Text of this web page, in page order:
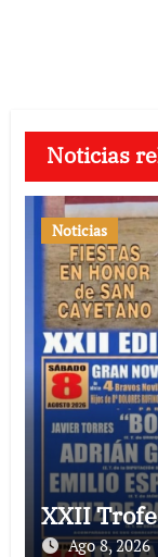
Noticias
Noticias
XXII
Ago 8, 2026